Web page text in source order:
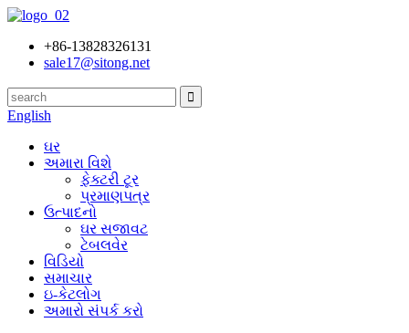
+86-13828326131
sale17@sitong.net
English
ઘર
અમારા વિશે
ફેક્ટરી ટૂર
પ્રમાણપત્ર
ઉત્પાદનો
ઘર સજાવટ
ટેબલવેર
વિડિયો
સમાચાર
ઇ-કેટલોગ
અમારો સંપર્ક કરો